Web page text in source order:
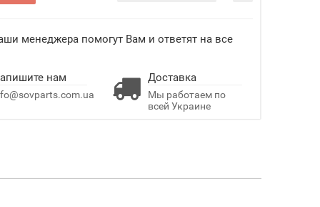
менеджера помогут Вам и ответят на все
нам Доставка
Мы работаем по
всей Украине